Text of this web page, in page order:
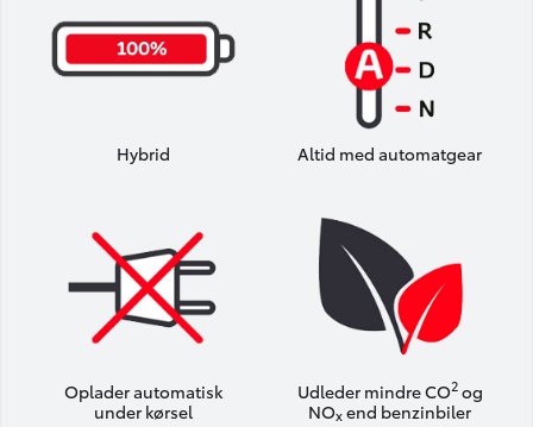
Hybrid Altid med automatgear
Oplader automatisk
under kørsel
Udleder mindre CO2og
NOxend benzinbiler